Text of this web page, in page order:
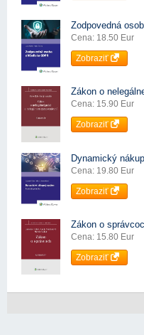
Zodpovedná
Cena: 18.50 Eur
Zobraziť
Zákon o
Cena: 15.90 Eur
Zobraziť
Dynamický
Cena: 19.80 Eur
Zobraziť
Zákon o
Cena: 15.80 Eur
Zobraziť